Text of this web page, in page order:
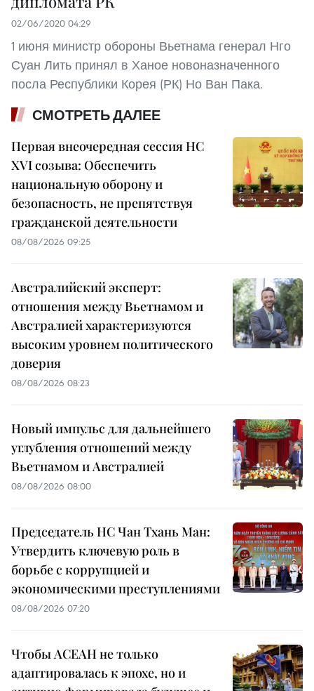
02/06/2020 04:29
1 июня министр обороны Вьетнама генерал Нго
Суан Лить принял в Ханое новоназначенного
посла Республики Корея (РК) Но Ван Пака.
СМОТРЕТЬ ДАЛЕЕ
Первая внеочередная сессия НС
XVI созыва: Обеспечить
национальную оборону и
безопасность, не препятствуя
гражданской деятельности
08/08/2026 09:25
Австралийский эксперт:
отношения между Вьетнамом и
Австралией характеризуются
высоким уровнем политического
доверия
08/08/2026 08:23
Новый импульс для дальнейшего
углубления отношений между
Вьетнамом и Австралией
08/08/2026 08:00
Председатель НС Чан Тхань Ман:
Утвердить ключевую роль в
борьбе с коррупцией и
экономическими преступлениями
08/08/2026 07:20
Чтобы АСЕАН не только
адаптировалась к эпохе, но и